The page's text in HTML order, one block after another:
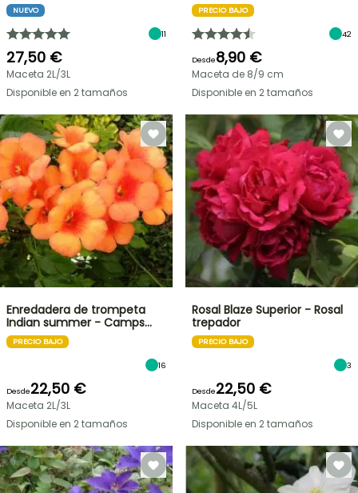
NUEVO
11
27,50 €
Maceta 2L/3L
Disponible en 2 tamaños
PRECIO BAJO
42
Desde8,90 €
Maceta de 8/9 cm
Disponible en 2 tamaños
Enredadera de trompeta
Indian summer - Camps…
PRECIO BAJO
16
Desde22,50 €
Maceta 2L/3L
Disponible en 2 tamaños
Rosal Blaze Superior - Rosal
trepador
PRECIO BAJO
3
Desde22,50 €
Maceta 4L/5L
Disponible en 2 tamaños